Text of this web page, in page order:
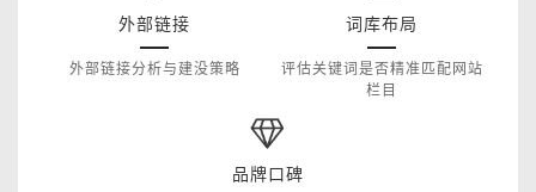
外部链接
外部链接分析与建没策略
词库布局
评估关键词是否精准匹配网站
栏目
品牌口碑